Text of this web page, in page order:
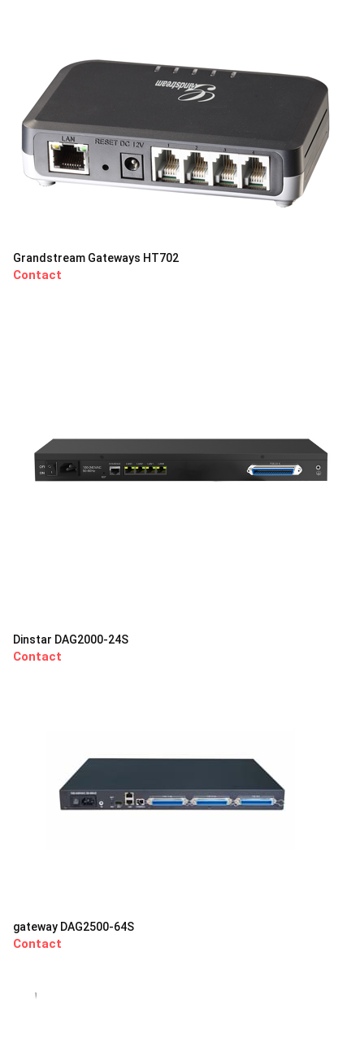
Grandstream Gateways HT702
Contact
Dinstar DAG2000-24S
Contact
gateway DAG2500-64S
Contact